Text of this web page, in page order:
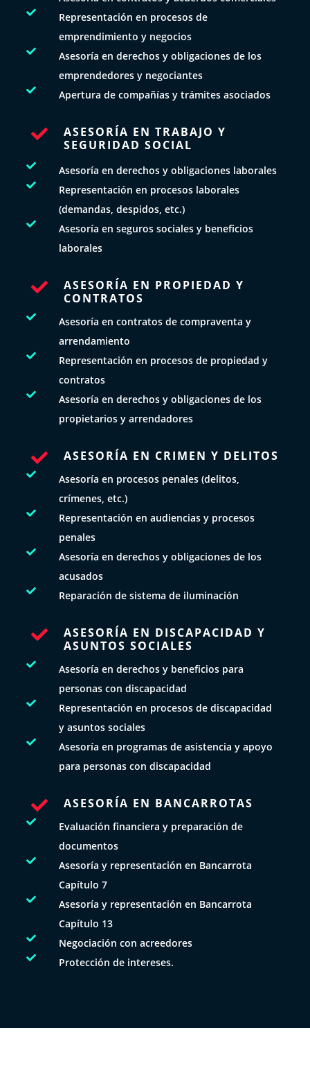

Representación en procesos de
emprendimiento y negocios

Asesoría en derechos y obligaciones de los
emprendedores y negociantes
 Apertura de compañías y trámites asociados

ASESORÍA EN TRABAJO Y
SEGURIDAD SOCIAL
 Asesoría en derechos y obligaciones laborales

Representación en procesos laborales
(demandas, despidos, etc.)

Asesoría en seguros sociales y beneficios
laborales

ASESORÍA EN PROPIEDAD Y
CONTRATOS

Asesoría en contratos de compraventa y
arrendamiento

Representación en procesos de propiedad y
contratos

Asesoría en derechos y obligaciones de los
propietarios y arrendadores
 ASESORÍA EN CRIMEN Y DELITOS

Asesoría en procesos penales (delitos,
crímenes, etc.)

Representación en audiencias y procesos
penales

Asesoría en derechos y obligaciones de los
acusados
 Reparación de sistema de iluminación

ASESORÍA EN DISCAPACIDAD Y
ASUNTOS SOCIALES

Asesoría en derechos y beneficios para
personas con discapacidad

Representación en procesos de discapacidad
y asuntos sociales

Asesoría en programas de asistencia y apoyo
para personas con discapacidad
 ASESORÍA EN BANCARROTAS

Evaluación financiera y preparación de
documentos

Asesoría y representación en Bancarrota
Capítulo 7

Asesoría y representación en Bancarrota
Capítulo 13
 Negociación con acreedores
 Protección de intereses.